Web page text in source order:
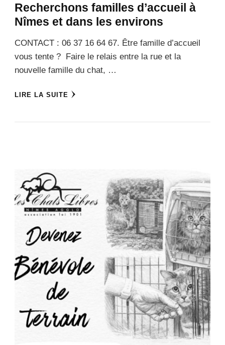
Recherchons familles d’accueil à
Nîmes et dans les environs
CONTACT : 06 37 16 64 67. Être famille d’accueil
vous tente ? Faire le relais entre la rue et la
nouvelle famille du chat, …
LIRE LA SUITE